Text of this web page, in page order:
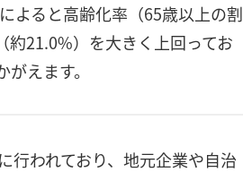
よると高齢化率（65歳以上の割
約21.0%）を大きく上回ってお
えます。
行われており、地元企業や自治